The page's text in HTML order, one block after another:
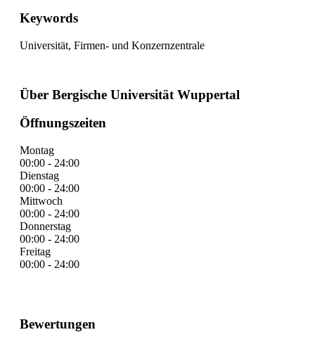
Keywords
Universität, Firmen- und Konzernzentrale
Über Bergische Universität Wuppertal
Öffnungszeiten
Montag
00:00 - 24:00
Dienstag
00:00 - 24:00
Mittwoch
00:00 - 24:00
Donnerstag
00:00 - 24:00
Freitag
00:00 - 24:00
Bewertungen